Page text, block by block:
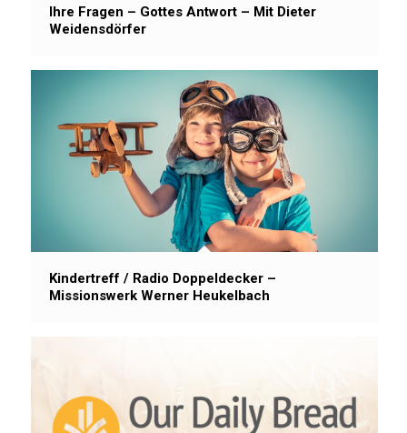
Ihre Fragen – Gottes Antwort – Mit Dieter
Weidensdörfer
Kindertreff / Radio Doppeldecker –
Missionswerk Werner Heukelbach